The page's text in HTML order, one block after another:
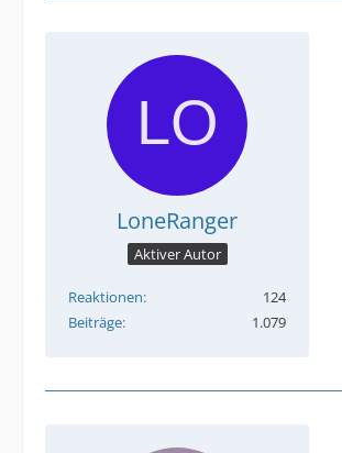
LoneRanger
Aktiver Autor
Reaktionen
124
Beiträge
1.079